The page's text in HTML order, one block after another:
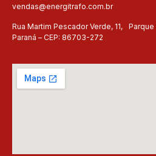
vendas@energitrafo.com.br
Rua Martim Pescador Verde, 11,
Paraná – CEP: 86703-272